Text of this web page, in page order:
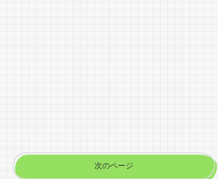
次のページ